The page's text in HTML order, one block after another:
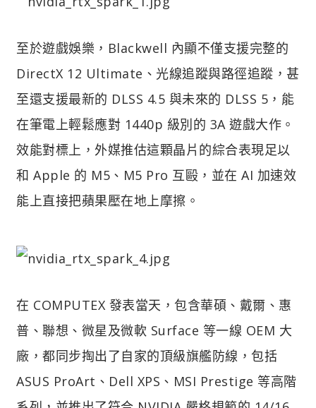
至於遊戲娛樂，Blackwell 內顯不僅支援完整的
DirectX 12 Ultimate、光線追蹤與路徑追蹤，甚
至還支援最新的 DLSS 4.5 與未來的 DLSS 5，能
在筆電上輕鬆應對 1440p 級別的 3A 遊戲大作。
效能對標上，外媒推估這顆晶片的綜合表現足以
和 Apple 的 M5、M5 Pro 互毆，並在 AI 加速效
能上直接把蘋果壓在地上摩擦。
在 COMPUTEX 發表當天，包含華碩、戴爾、惠
普、聯想、微星及微軟 Surface 等一線 OEM 大
廠，都同步掏出了自家的頂級旗艦防線，包括
ASUS ProArt、Dell XPS、MSI Prestige 等高階